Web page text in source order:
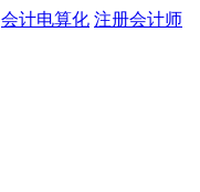
会计电算化 注册会计师